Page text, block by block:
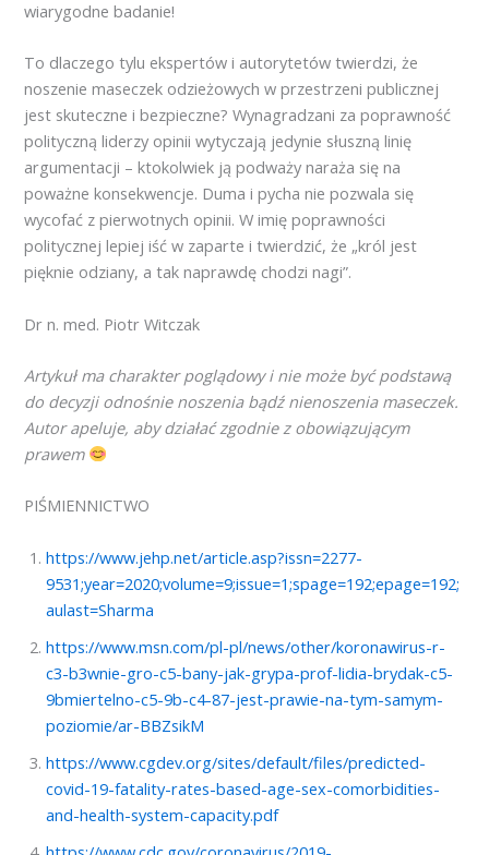
wiarygodne badanie!
To dlaczego tylu ekspertów i autorytetów twierdzi, że
noszenie maseczek odzieżowych w przestrzeni publicznej
jest skuteczne i bezpieczne? Wynagradzani za poprawność
polityczną liderzy opinii wytyczają jedynie słuszną linię
argumentacji – ktokolwiek ją podważy naraża się na
poważne konsekwencje. Duma i pycha nie pozwala się
wycofać z pierwotnych opinii. W imię poprawności
politycznej lepiej iść w zaparte i twierdzić, że „król jest
pięknie odziany, a tak naprawdę chodzi nagi”.
Dr n. med. Piotr Witczak
Artykuł ma charakter poglądowy i nie może być podstawą
do decyzji odnośnie noszenia bądź nienoszenia maseczek.
Autor apeluje, aby działać zgodnie z obowiązującym
prawem
PIŚMIENNICTWO
https://www.jehp.net/article.asp?issn=2277-
9531;year=2020;volume=9;issue=1;spage=192;epage=192;
aulast=Sharma
https://www.msn.com/pl-pl/news/other/koronawirus-r-
c3-b3wnie-gro-c5-bany-jak-grypa-prof-lidia-brydak-c5-
9bmiertelno-c5-9b-c4-87-jest-prawie-na-tym-samym-
poziomie/ar-BBZsikM
https://www.cgdev.org/sites/default/files/predicted-
covid-19-fatality-rates-based-age-sex-comorbidities-
and-health-system-capacity.pdf